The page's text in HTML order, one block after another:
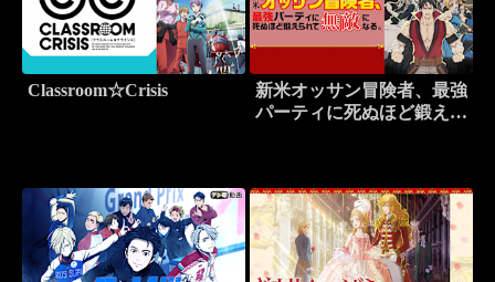
Classroom☆Crisis
新米オッサン冒険者、最強
パーティに死ぬほど鍛えら